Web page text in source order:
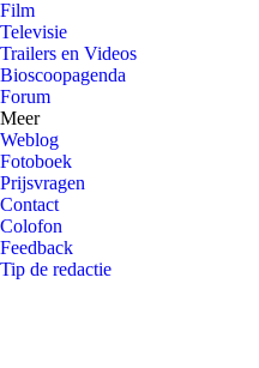
Film
Televisie
Trailers en Videos
Bioscoopagenda
Forum
Meer
Weblog
Fotoboek
Prijsvragen
Contact
Colofon
Feedback
Tip de redactie